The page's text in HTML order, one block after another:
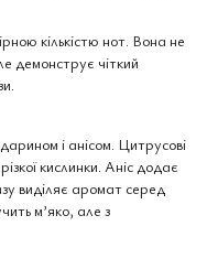
кількістю нот. Вона не
демонструє чіткий
і анісом. Цитрусові
кислинки. Аніс додає
виділяє аромат серед
м’яко, але з